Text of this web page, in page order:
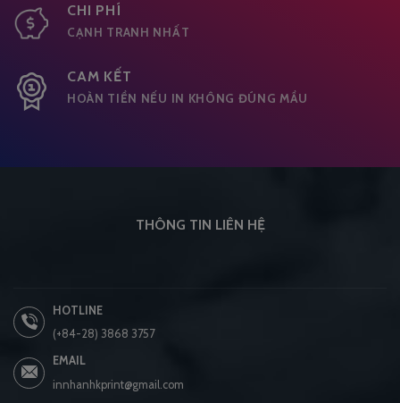
CHI PHÍ
CẠNH TRANH NHẤT
CAM KẾT
HOÀN TIỀN NẾU IN KHÔNG ĐÚNG MẦU
THÔNG TIN LIÊN HỆ
HOTLINE
(+84-28) 3868 3757
EMAIL
innhanhkprint@gmail.com